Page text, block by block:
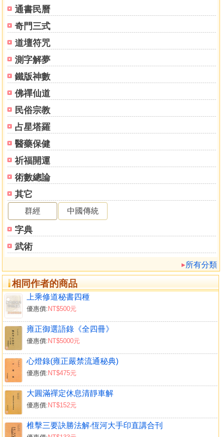
通書民曆
奇門三式
道壇符咒
測字解夢
鐵版神數
佛禪仙道
民俗宗教
占星塔羅
醫藥保健
祈福開運
術數總論
其它
群經 中國傳統
字典
武術
所有分類
相同作者的商品
上乘修道秘書四種
優惠價: NT$500元
雍正御選語錄《全四冊》
優惠價: NT$5000元
心燈錄(雍正嚴禁流通秘典)
優惠價: NT$475元
大圓滿禪定休息清靜車解
優惠價: NT$152元
椎擊三要訣勝法解‧恆河大手印直講合刊